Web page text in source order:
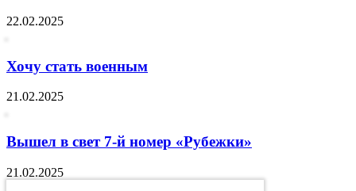
22.02.2025
Хочу стать военным
21.02.2025
Вышел в свет 7-й номер «Рубежки»
21.02.2025